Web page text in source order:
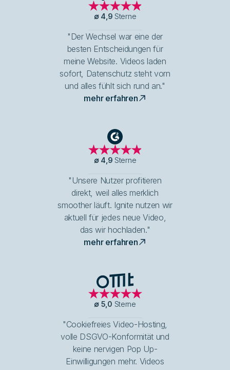
∅ 4,9 Sterne
"Der Wechsel war eine der
besten Entscheidungen für
meine Website. Videos laden
sofort, Datenschutz steht vorn
und alles fühlt sich rund an."
mehr erfahren
G2
∅ 4,9 Sterne
"Unsere Nutzer profitieren
direkt, weil alles merklich
smoother läuft. Ignite nutzen wir
aktuell für jedes neue Video,
das wir hochladen."
mehr erfahren
OMT Logo
∅ 5,0 Sterne
"Cookiefreies Video-Hosting,
volle DSGVO-Konformität und
keine nervigen Pop Up-
Einwilligungen mehr. Videos